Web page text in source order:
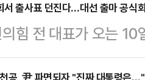
의' 이런 단어로도 부
일 국회에서 열린 원
염치가 있으면 대통령
서 출사표 던진다…대선 출마 공식
힘 전 대표가 오는
면 한 전 대표는 10